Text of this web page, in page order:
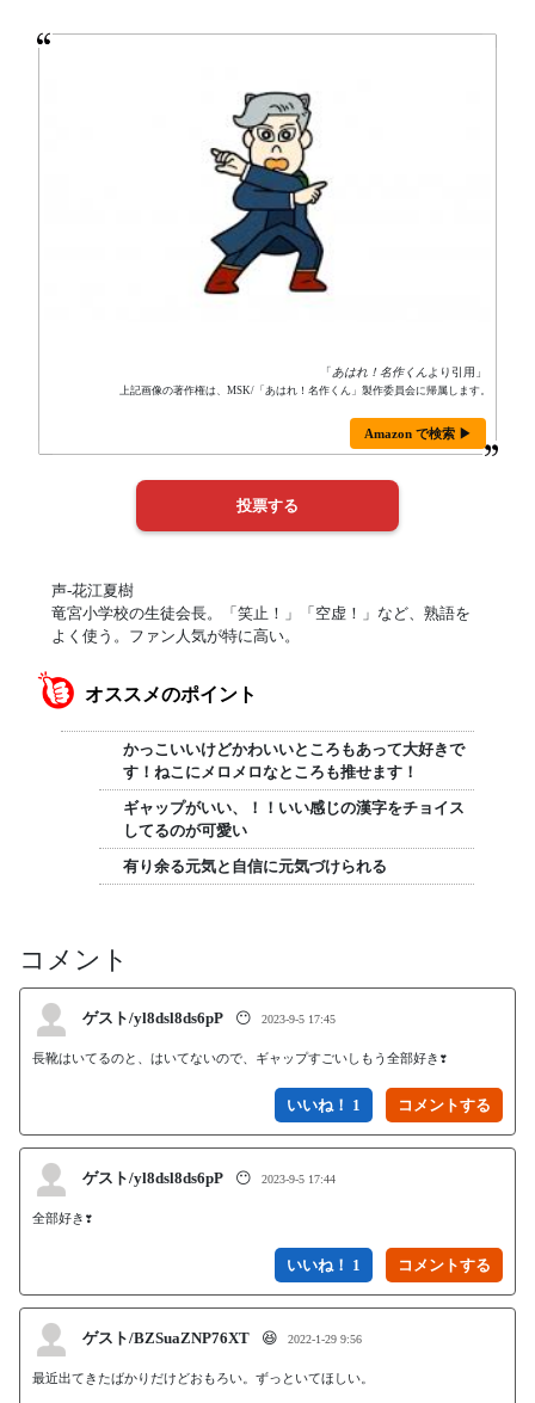
「あはれ！名作くん より引用」
上記画像の著作権は、MSK/「あはれ！名作くん」製作委員会に帰属します。
Amazon で検索 ▶
声-花江夏樹
竜宮小学校の生徒会長。「笑止！」「空虚！」など、熟語を
よく使う。ファン人気が特に高い。
オススメのポイント
かっこいいけどかわいいところもあって大好きで
す！ねこにメロメロなところも推せます！
ギャップがいい、！！いい感じの漢字をチョイス
してるのが可愛い
有り余る元気と自信に元気づけられる
コメント
ゲスト/yl8dsl8ds6pP 😶 2023-9-5 17:45
長靴はいてるのと、はいてないので、ギャップすごいしもう全部好き❣️
いいね！ 1
ゲスト/yl8dsl8ds6pP 😶 2023-9-5 17:44
全部好き❣️
いいね！ 1
ゲスト/BZSuaZNP76XT 😆 2022-1-29 9:56
最近出てきたばかりだけどおもろい。ずっといてほしい。